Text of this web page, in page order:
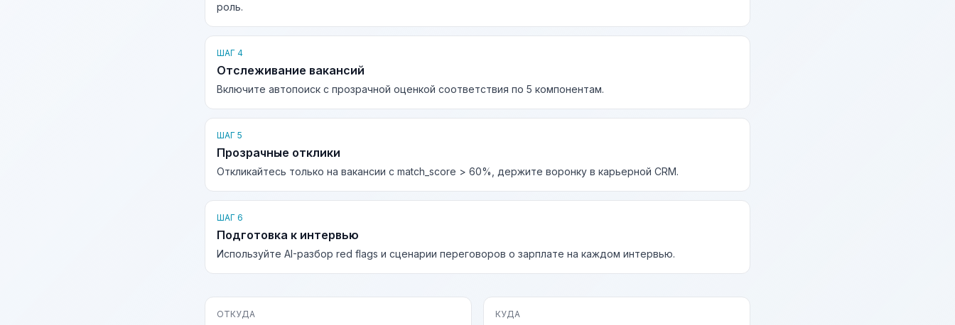
роль.
ШАГ 4
Отслеживание вакансий
Включите автопоиск с прозрачной оценкой соответствия по 5 компонентам.
ШАГ 5
Прозрачные отклики
Откликайтесь только на вакансии с match_score > 60%, держите воронку в карьерной CRM.
ШАГ 6
Подготовка к интервью
Используйте AI-разбор red flags и сценарии переговоров о зарплате на каждом интервью.
ОТКУДА КУДА